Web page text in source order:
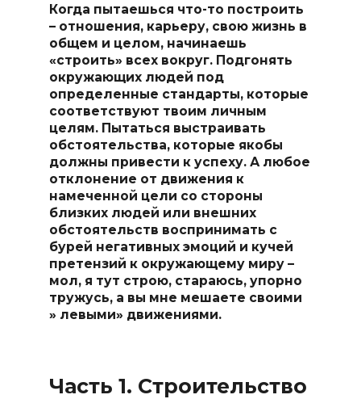
Когда пытаешься что-то построить
– отношения, карьеру, свою жизнь в
общем и целом, начинаешь
«строить» всех вокруг. Подгонять
окружающих людей под
определенные стандарты, которые
соответствуют твоим личным
целям. Пытаться выстраивать
обстоятельства, которые якобы
должны привести к успеху. А любое
отклонение от движения к
намеченной цели со стороны
близких людей или внешних
обстоятельств воспринимать с
бурей негативных эмоций и кучей
претензий к окружающему миру –
мол, я тут строю, стараюсь, упорно
тружусь, а вы мне мешаете своими
» левыми» движениями.
Часть 1. Строительство